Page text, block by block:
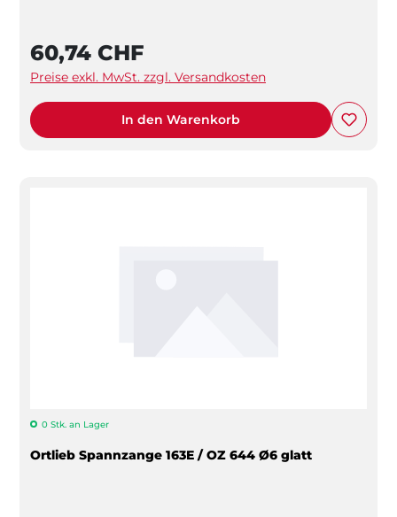
60,74 CHF
Preise exkl. MwSt. zzgl. Versandkosten
In den Warenkorb
0 Stk. an Lager
Ortlieb Spannzange 163E / OZ 644 Ø6 glatt